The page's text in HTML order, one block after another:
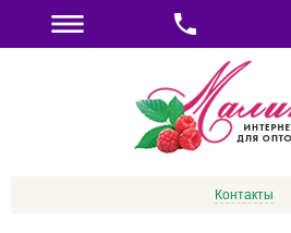
Контакты